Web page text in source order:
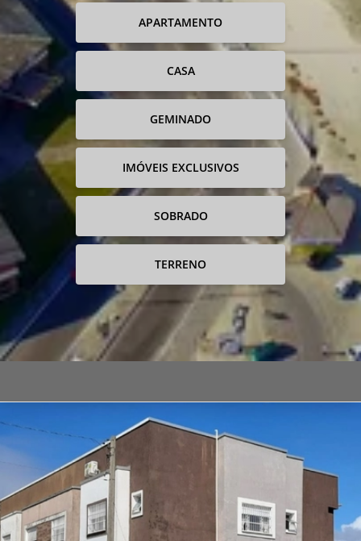
APARTAMENTO
CASA
GEMINADO
IMÓVEIS EXCLUSIVOS
SOBRADO
TERRENO